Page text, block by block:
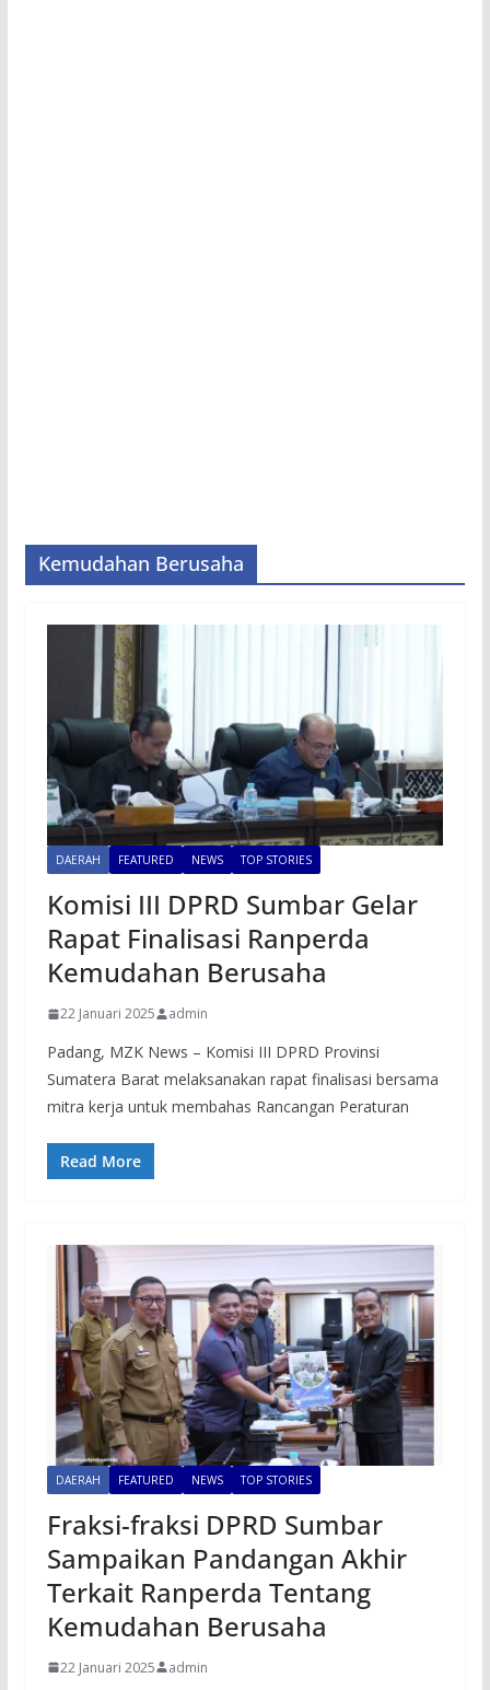
Kemudahan Berusaha
DAERAH FEATURED NEWS TOP STORIES
Komisi III DPRD Sumbar Gelar
Rapat Finalisasi Ranperda
Kemudahan Berusaha
22 Januari 2025 admin
Padang, MZK News – Komisi III DPRD Provinsi
Sumatera Barat melaksanakan rapat finalisasi bersama
mitra kerja untuk membahas Rancangan Peraturan
Read More
DAERAH FEATURED NEWS TOP STORIES
Fraksi-fraksi DPRD Sumbar
Sampaikan Pandangan Akhir
Terkait Ranperda Tentang
Kemudahan Berusaha
22 Januari 2025 admin